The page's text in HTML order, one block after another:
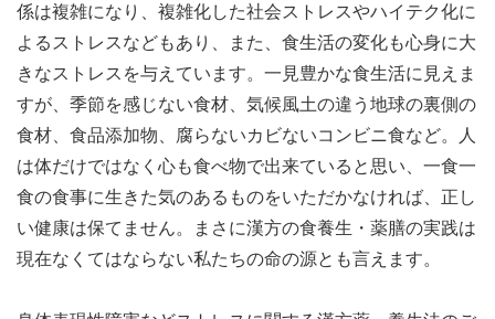
係は複雑になり、複雑化した社会ストレスやハイテク化に
よるストレスなどもあり、また、食生活の変化も心身に大
きなストレスを与えています。一見豊かな食生活に見えま
すが、季節を感じない食材、気候風土の違う地球の裏側の
食材、食品添加物、腐らないカビないコンビニ食など。人
は体だけではなく心も食べ物で出来ていると思い、一食一
食の食事に生きた気のあるものをいただかなければ、正し
い健康は保てません。まさに漢方の食養生・薬膳の実践は
現在なくてはならない私たちの命の源とも言えます。